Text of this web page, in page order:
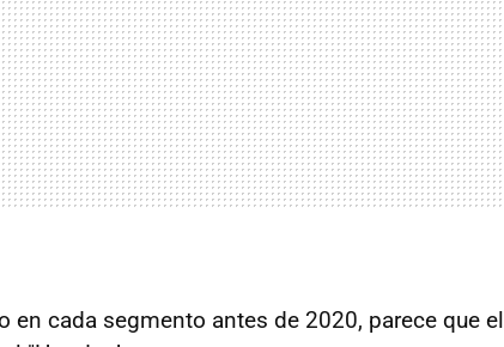
en cada segmento antes de 2020, parece que el